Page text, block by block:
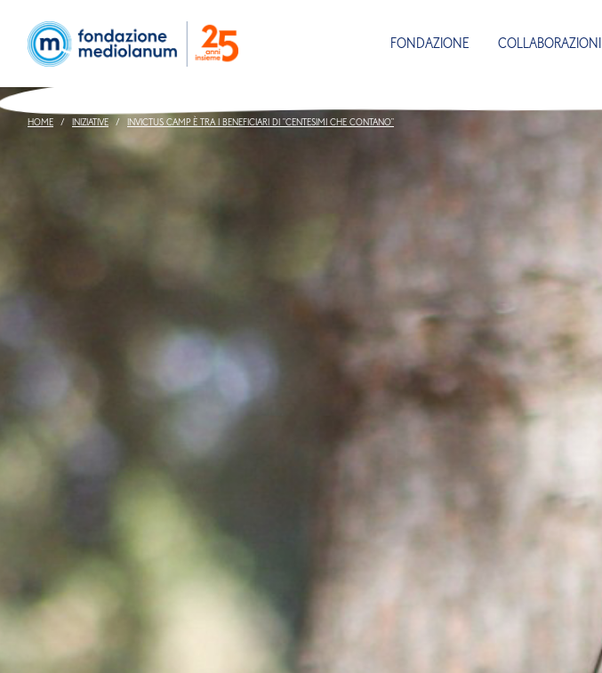
FONDAZIONE COLLABORAZIONI
HOME INIZIATIVE INVICTUS CAMP È TRA I BENEFICIARI DI "CENTESIMI CHE CONTANO"